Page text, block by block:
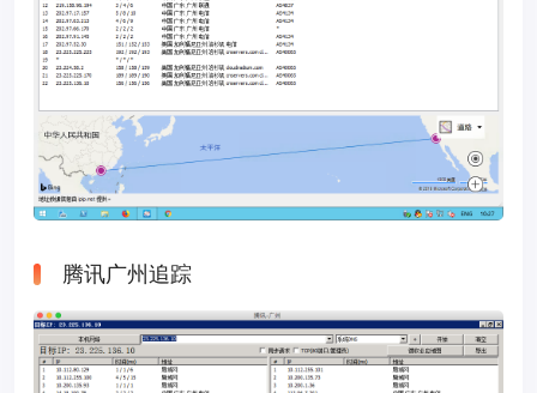
腾讯广州追踪